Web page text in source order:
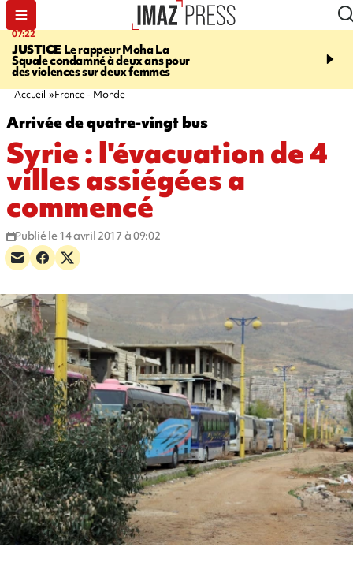
07:22
JUSTICE Le rappeur Moha La
Squale condamné à deux ans pour
des violences sur deux femmes
10:46
décède en juillet, 18
Accueil France - Monde
Arrivée de quatre-vingt bus
Syrie : l'évacuation de 4
villes assiégées a
commencé
Publié le 14 avril 2017 à 09:02